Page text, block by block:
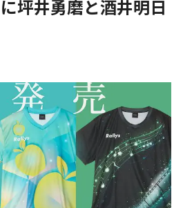
坪井勇磨と酒井明日